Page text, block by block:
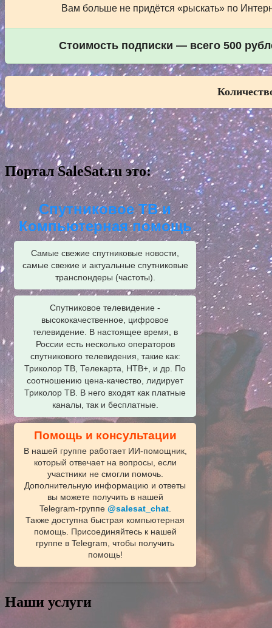
Вам больше не придётся «рыскать» по
Стоимость подписки — всего 500
Портал SaleSat.ru это:
Спутниковое ТВ и
Компьютерная помощь
Самые свежие спутниковые новости,
самые свежие и актуальные спутниковые
транспондеры (частоты).
Спутниковое телевидение -
высококачественное, цифровое
телевидение. В настоящее время, в
России есть несколько операторов
спутникового телевидения, такие как:
Триколор ТВ, Телекарта, НТВ+, и др. По
соотношению цена-качество, лидирует
Триколор ТВ. В него входят как платные
каналы, так и бесплатные.
Помощь и консультации
В нашей группе работает ИИ‑помощник,
который отвечает на вопросы, если
участники не смогли помочь.
Дополнительную информацию и ответы
вы можете получить в нашей
Telegram‑группе @salesat_chat.
Также доступна быстрая компьютерная
помощь. Присоединяйтесь к нашей
группе в Telegram, чтобы получить
помощь!
Наши услуги